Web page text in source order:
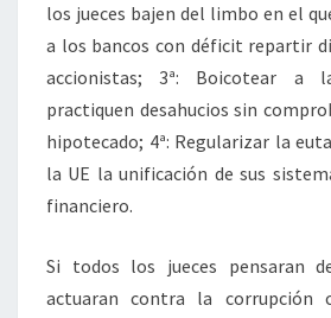
los jueces bajen del limbo en el
a los bancos con déficit repartir
accionistas; 3ª: Boicotear a
practiquen desahucios sin
hipotecado; 4ª: Regularizar la
la UE la unificación de sus
financiero.
Si todos los jueces pensaran
actuaran contra la corrupción